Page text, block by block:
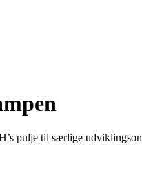
pulje til særlige